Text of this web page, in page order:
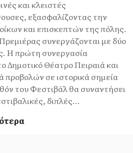
και κλειστές
εξασφαλίζοντας την
και επισκεπτών της πόλης.
συνεργάζονται με δύο
Η πρώτη συνεργασία
Δημοτικό Θέατρο Πειραιά και
προβολών σε ιστορικά σημεία
του Φεστιβάλ θα συναντήσει
διπλές...